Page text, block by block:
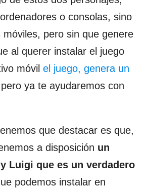
o consolas, sino
móviles, pero sin que genere
al querer instalar el juego
móvil el juego, genera un
pero ya te ayudaremos con
que destacar es que,
a disposición un
Luigi que es un verdadero
podemos instalar en